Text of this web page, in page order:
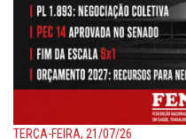
TERÇA-FEIRA, 21/07/26